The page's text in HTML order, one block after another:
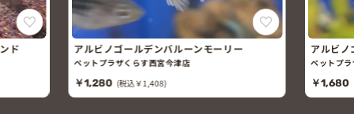
ド アルビノゴールデンバルーンモーリー
ペットプラザくらす西宮今津店
￥1,280 (税込￥1,408)
アルビノ
リー
ペットプ
￥1,680